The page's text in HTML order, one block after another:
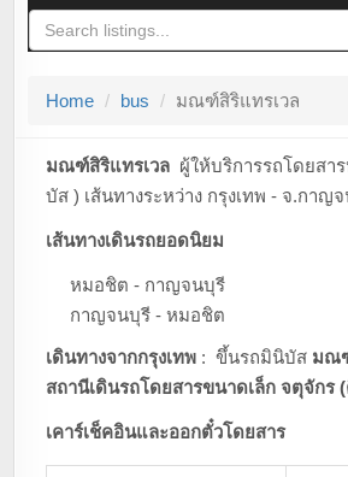
o
g
l
n
a
i
t
n
Home bus มณฑ์สิริแทรเวล
มณฑ์สิริแทรเวล ผู้ให้บริการรถโดยสา
บัส ) เส้นทางระหว่าง กรุงเทพ - จ.กาญ
เส้นทางเดินรถยอดนิยม
หมอชิต - กาญจนบุรี
กาญจนบุรี - หมอชิต
เดินทางจากกรุงเทพ : ขึ้นรถมินิบัส มณ
สถานีเดินรถโดยสารขนาดเล็ก จตุจักร
เคาร์เช็คอินและออกตั๋วโดยสาร